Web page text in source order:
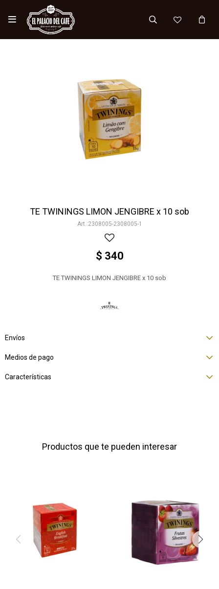

TE TWININGS LIMON JENGIBRE x 10 sob
2308005-2308005-1
$ 340
TE TWININGS LIMON JENGIBRE x 10 sob
Envíos
Medios de pago
Características
Productos que te pueden interesar